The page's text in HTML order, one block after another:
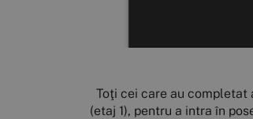
Toţi cei care au completat
(etaj 1), pentru a intra în